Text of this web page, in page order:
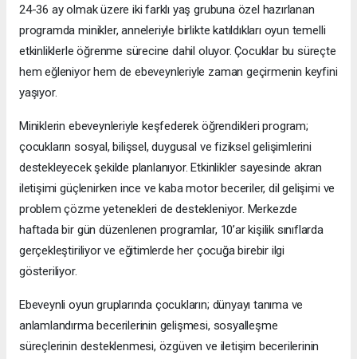
24-36 ay olmak üzere iki farklı yaş grubuna özel hazırlanan
programda minikler, anneleriyle birlikte katıldıkları oyun temelli
etkinliklerle öğrenme sürecine dahil oluyor. Çocuklar bu süreçte
hem eğleniyor hem de ebeveynleriyle zaman geçirmenin keyfini
yaşıyor.
Miniklerin ebeveynleriyle keşfederek öğrendikleri program;
çocukların sosyal, bilişsel, duygusal ve fiziksel gelişimlerini
destekleyecek şekilde planlanıyor. Etkinlikler sayesinde akran
iletişimi güçlenirken ince ve kaba motor beceriler, dil gelişimi ve
problem çözme yetenekleri de destekleniyor. Merkezde
haftada bir gün düzenlenen programlar, 10’ar kişilik sınıflarda
gerçekleştiriliyor ve eğitimlerde her çocuğa birebir ilgi
gösteriliyor.
Ebeveynli oyun gruplarında çocukların; dünyayı tanıma ve
anlamlandırma becerilerinin gelişmesi, sosyalleşme
süreçlerinin desteklenmesi, özgüven ve iletişim becerilerinin